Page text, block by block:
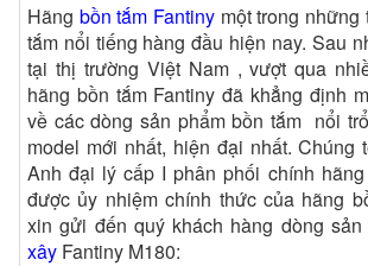
Hãng bồn tắm Fantiny một trong
tắm nổi tiếng hàng đầu hiện nay. Sau
tại thị trường Việt Nam , vượt qua
hãng bồn tắm Fantiny đã khẳng định
về các dòng sản phẩm bồn tắm nổi
model mới nhất, hiện đại nhất. Chúng
Anh đại lý cấp I phân phối chính
được ủy nhiệm chính thức của hãng
xin gửi đến quý khách hàng dòng sản
xây Fantiny M180: